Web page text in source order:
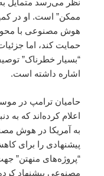
نظر می‌رسد متمایل
ممکن” است. او در
هوش مصنوعی با
حمایت کند، اما
“بسیار خطرناک”
اشاره داشته است.
اعلام کرده‌اند که به
به آمریکا در هوش
پیشنهادی را برای
“پروژه‌های منهتن”
مصنوعی پیشنهاد